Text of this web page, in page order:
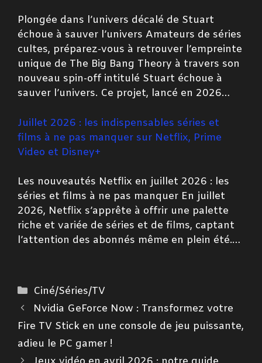
Plongée dans l’univers décalé de Stuart
échoue à sauver l’univers Amateurs de séries
cultes, préparez-vous à retrouver l’empreinte
unique de The Big Bang Theory à travers son
nouveau spin-off intitulé Stuart échoue à
sauver l’univers. Ce projet, lancé en 2026…
Juillet 2026 : les indispensables séries et
films à ne pas manquer sur Netflix, Prime
Video et Disney+
Les nouveautés Netflix en juillet 2026 : les
séries et films à ne pas manquer En juillet
2026, Netflix s’apprête à offrir une palette
riche et variée de séries et de films, captant
l’attention des abonnés même en plein été.…
Catégories
Ciné/Séries/TV
Nvidia GeForce Now : Transformez votre
Fire TV Stick en une console de jeu puissante,
adieu le PC gamer !